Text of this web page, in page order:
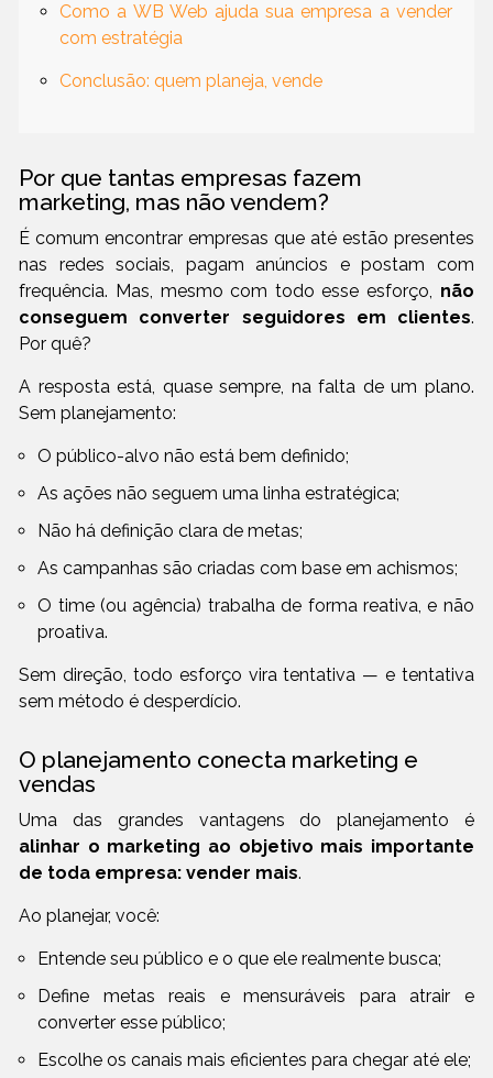
Como a WB Web ajuda sua empresa a vender
com estratégia
Conclusão: quem planeja, vende
Por que tantas empresas fazem
marketing, mas não vendem?
É comum encontrar empresas que até estão presentes
nas redes sociais, pagam anúncios e postam com
frequência. Mas, mesmo com todo esse esforço, não
conseguem converter seguidores em clientes.
Por quê?
A resposta está, quase sempre, na falta de um plano.
Sem planejamento:
O público-alvo não está bem definido;
As ações não seguem uma linha estratégica;
Não há definição clara de metas;
As campanhas são criadas com base em achismos;
O time (ou agência) trabalha de forma reativa, e não
proativa.
Sem direção, todo esforço vira tentativa — e tentativa
sem método é desperdício.
O planejamento conecta marketing e
vendas
Uma das grandes vantagens do planejamento é
alinhar o marketing ao objetivo mais importante
de toda empresa: vender mais.
Ao planejar, você:
Entende seu público e o que ele realmente busca;
Define metas reais e mensuráveis para atrair e
converter esse público;
Escolhe os canais mais eficientes para chegar até ele;